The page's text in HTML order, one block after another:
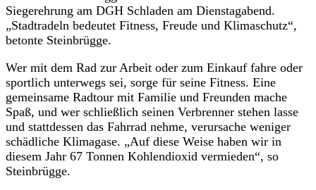
Siegerehrung am DGH Schladen am Dienstagabend.
„Stadtradeln bedeutet Fitness, Freude und Klimaschutz“,
betonte Steinbrügge.
Wer mit dem Rad zur Arbeit oder zum Einkauf fahre oder
sportlich unterwegs sei, sorge für seine Fitness. Eine
gemeinsame Radtour mit Familie und Freunden mache
Spaß, und wer schließlich seinen Verbrenner stehen lasse
und stattdessen das Fahrrad nehme, verursache weniger
schädliche Klimagase. „Auf diese Weise haben wir in
diesem Jahr 67 Tonnen Kohlendioxid vermieden“, so
Steinbrügge.